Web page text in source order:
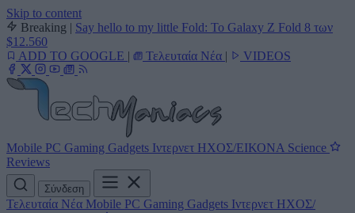
Skip to content
Breaking | Say hello to my little Fold: Το Galaxy Z Fold 8 των
$12.560
ADD TO GOOGLE | Τελευταία Νέα | VIDEOS
Mobile PC Gaming Gadgets Ιντερνετ ΗΧΟΣ/ΕΙΚΟΝΑ Science
Reviews
Σύνδεση
Τελευταία Νέα Mobile PC Gaming Gadgets Ιντερνετ ΗΧΟΣ/